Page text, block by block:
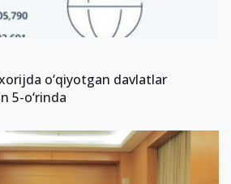
o‘qiyotgan davlatlar
5-o‘rinda